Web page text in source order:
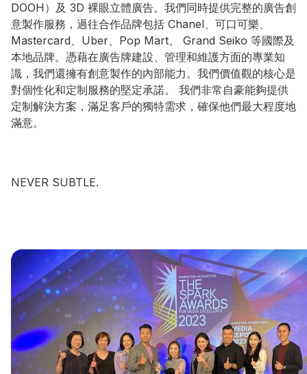
DOOH）及 3D 裸眼立體廣告。我們同時提供完整的廣告創
意製作服務，過往合作品牌包括 Chanel、可口可樂、
Mastercard、Uber、Pop Mart、 Grand Seiko 等國際及
本地品牌。憑藉在廣告牌建設、管理和維護方面的專業知
識，我們還擁有創意製作的內部能力。我們價值觀的核心是
對個性化和定制服務的堅定承諾。 我們非常自豪能夠提供
定制解決方案，滿足客戶的獨特需求，確保他們最大程度地
滿意。
NEVER SUBTLE.